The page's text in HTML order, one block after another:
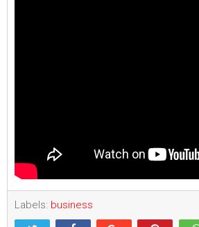
Labels: business